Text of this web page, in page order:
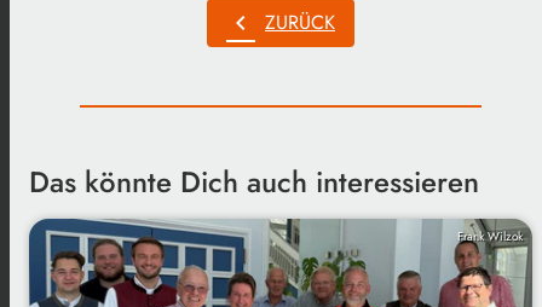
chevron_left ZURÜCK
Das könnte Dich auch interessieren
Frank Wilzok